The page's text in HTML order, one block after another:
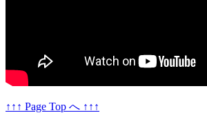
↑↑↑ Page Top へ ↑↑↑